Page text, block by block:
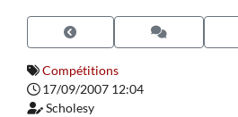
Compétitions
17/09/2007 12:04
Scholesy